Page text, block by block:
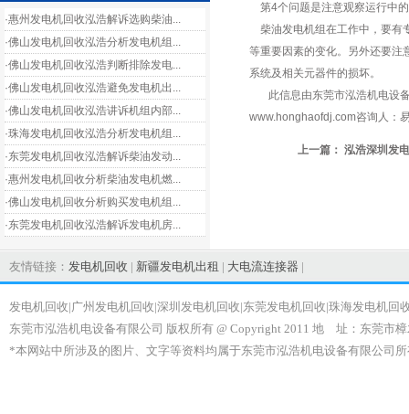
·惠州发电机回收泓浩解诉选购柴油...
·佛山发电机回收泓浩分析发电机组...
·佛山发电机回收泓浩判断排除发电...
·佛山发电机回收泓浩避免发电机出...
·佛山发电机回收泓浩讲诉机组内部...
·珠海发电机回收泓浩分析发电机组...
·东莞发电机回收泓浩解诉柴油发动...
·惠州发电机回收分析柴油发电机燃...
·佛山发电机回收分析购买发电机组...
·东莞发电机回收泓浩解诉发电机房...
第4个问题是注意观察运行中
柴油发电机组在工作中，要有
等重要因素的变化。另外还要注
系统及相关元器件的损坏。
此信息由东莞市泓浩机电设
www.honghaofdj.com咨询人：
上一篇： 泓浩深圳发
友情链接： 发电机回收 | 新疆发电机出租 | 大电流连接器 |
发电机回收|广州发电机回收|深圳发电机回收|东莞发电机回收|珠海发电机回
东莞市泓浩机电设备有限公司 版权所有 @ Copyright 2011 地 址：东莞市
*本网站中所涉及的图片、文字等资料均属于东莞市泓浩机电设备有限公司